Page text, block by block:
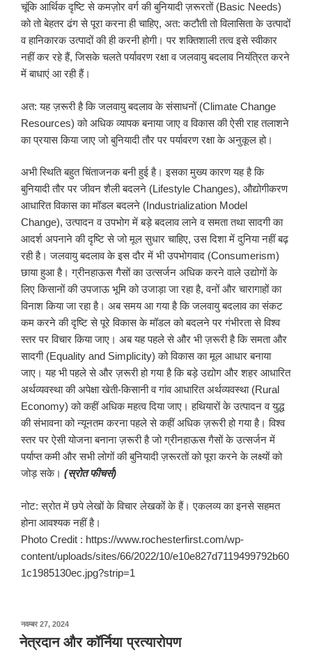
चूंकि आर्थिक दृष्टि से कमज़ोर वर्ग की बुनियादी ज़रूरतों (Basic Needs)
को तो बेहतर ढंग से पूरा करना ही चाहिए, अत: कटौती तो विलासिता के उत्पादों
व हानिकारक उत्पादों की ही करनी होगी। पर शक्तिशाली तत्व इसे स्वीकार
नहीं कर रहे हैं, जिसके चलते पर्यावरण रक्षा व जलवायु बदलाव नियंत्रित करने
में बाधाएं आ रही हैं।
अत: यह ज़रूरी है कि जलवायु बदलाव के संसाधनों (Climate Change
Resources) को अधिक व्यापक बनाया जाए व विकास की ऐसी राह तलाशने
का प्रयास किया जाए जो बुनियादी तौर पर पर्यावरण रक्षा के अनुकूल हो।
अभी स्थिति बहुत चिंताजनक बनी हुई है। इसका मुख्य कारण यह है कि
बुनियादी तौर पर जीवन शैली बदलने (Lifestyle Changes), औद्योगीकरण
आधारित विकास का मॉडल बदलने (Industrialization Model
Change), उत्पादन व उपभोग में बड़े बदलाव लाने व समता तथा सादगी का
आदर्श अपनाने की दृष्टि से जो मूल सुधार चाहिए, उस दिशा में दुनिया नहीं बढ़
रही है। जलवायु बदलाव के इस दौर में भी उपभोगवाद (Consumerism)
छाया हुआ है। ग्रीनहाऊस गैसों का उत्सर्जन अधिक करने वाले उद्योगों के
लिए किसानों की उपजाऊ भूमि को उजाड़ा जा रहा है, वनों और चारागाहों का
विनाश किया जा रहा है। अब समय आ गया है कि जलवायु बदलाव का संकट
कम करने की दृष्टि से पूरे विकास के मॉडल को बदलने पर गंभीरता से विश्व
स्तर पर विचार किया जाए। अब यह पहले से और भी ज़रूरी है कि समता और
सादगी (Equality and Simplicity) को विकास का मूल आधार बनाया
जाए। यह भी पहले से और ज़रूरी हो गया है कि बड़े उद्योग और शहर आधारित
अर्थव्यवस्था की अपेक्षा खेती-किसानी व गांव आधारित अर्थव्यवस्था (Rural
Economy) को कहीं अधिक महत्व दिया जाए। हथियारों के उत्पादन व युद्ध
की संभावना को न्यूनतम करना पहले से कहीं अधिक ज़रूरी हो गया है। विश्व
स्तर पर ऐसी योजना बनाना ज़रूरी है जो ग्रीनहाऊस गैसों के उत्सर्जन में
पर्याप्त कमी और सभी लोगों की बुनियादी ज़रूरतों को पूरा करने के लक्ष्यों को
जोड़ सके। (स्रोत फीचर्स)
नोट: स्रोत में छपे लेखों के विचार लेखकों के हैं। एकलव्य का इनसे सहमत
होना आवश्यक नहीं है।
Photo Credit : https://www.rochesterfirst.com/wp-
content/uploads/sites/66/2022/10/e10e827d7119499792b60
1c1985130ec.jpg?strip=1
नवम्बर 27, 2024पर
प्रकाशित
किया
नेत्रदान और कॉर्निया प्रत्यारोपण